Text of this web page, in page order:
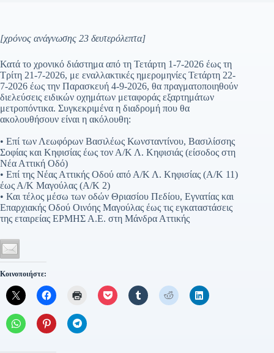
[χρόνος ανάγνωσης 23 δευτερόλεπτα]
Κατά το χρονικό διάστημα από τη Τετάρτη 1-7-2026 έως τη
Τρίτη 21-7-2026, με εναλλακτικές ημερομηνίες Τετάρτη 22-
7-2026 έως την Παρασκευή 4-9-2026, θα πραγματοποιηθούν
διελεύσεις ειδικών οχημάτων μεταφοράς εξαρτημάτων
μετροπόντικα. Συγκεκριμένα η διαδρομή που θα
ακολουθήσουν είναι η ακόλουθη:
• Επί των Λεωφόρων Βασιλέως Κωνσταντίνου, Βασιλίσσης
Σοφίας και Κηφισίας έως τον Α/Κ Λ. Κηφισιάς (είσοδος στη
Νέα Αττική Οδό)
• Επί της Νέας Αττικής Οδού από Α/Κ Λ. Κηφισίας (Α/Κ 11)
έως Α/Κ Μαγούλας (Α/Κ 2)
• Και τέλος μέσω των οδών Θριασίου Πεδίου, Εγνατίας και
Επαρχιακής Οδού Οινόης Μαγούλας έως τις εγκαταστάσεις
της εταιρείας ΕΡΜΗΣ Α.Ε. στη Μάνδρα Αττικής
Κοινοποιήστε: